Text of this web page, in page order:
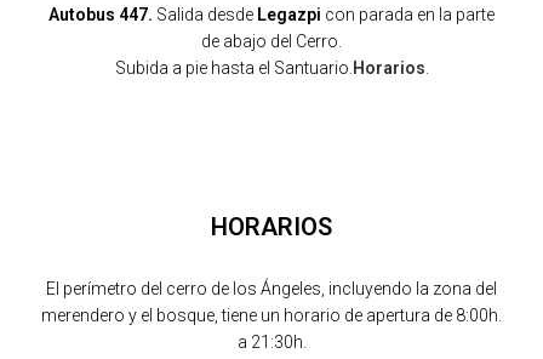
Autobus 447. Salida desde Legazpi con parada en la parte
de abajo del Cerro.
Subida a pie hasta el Santuario. Horarios
HORARIOS
El perímetro del cerro de los Ángeles, incluyendo la zona del
merendero y el bosque, tiene un horario de apertura de 8:00h.
a 21:30h.